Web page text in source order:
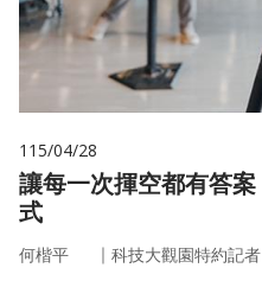
115/04/28
讓每一次揮空都有答
式
何楷平 ｜ 科技大觀園特約記者